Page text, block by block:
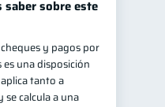
saber sobre este
y pagos por
una disposición
tanto a
se calcula a una